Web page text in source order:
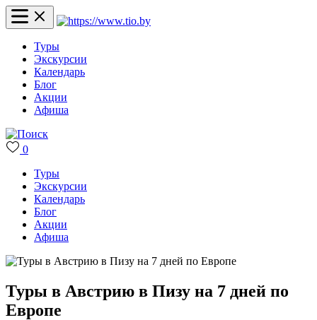
Туры
Экскурсии
Календарь
Блог
Акции
Афиша
0
Туры
Экскурсии
Календарь
Блог
Акции
Афиша
Туры в Австрию в Пизу на 7 дней по
Европе